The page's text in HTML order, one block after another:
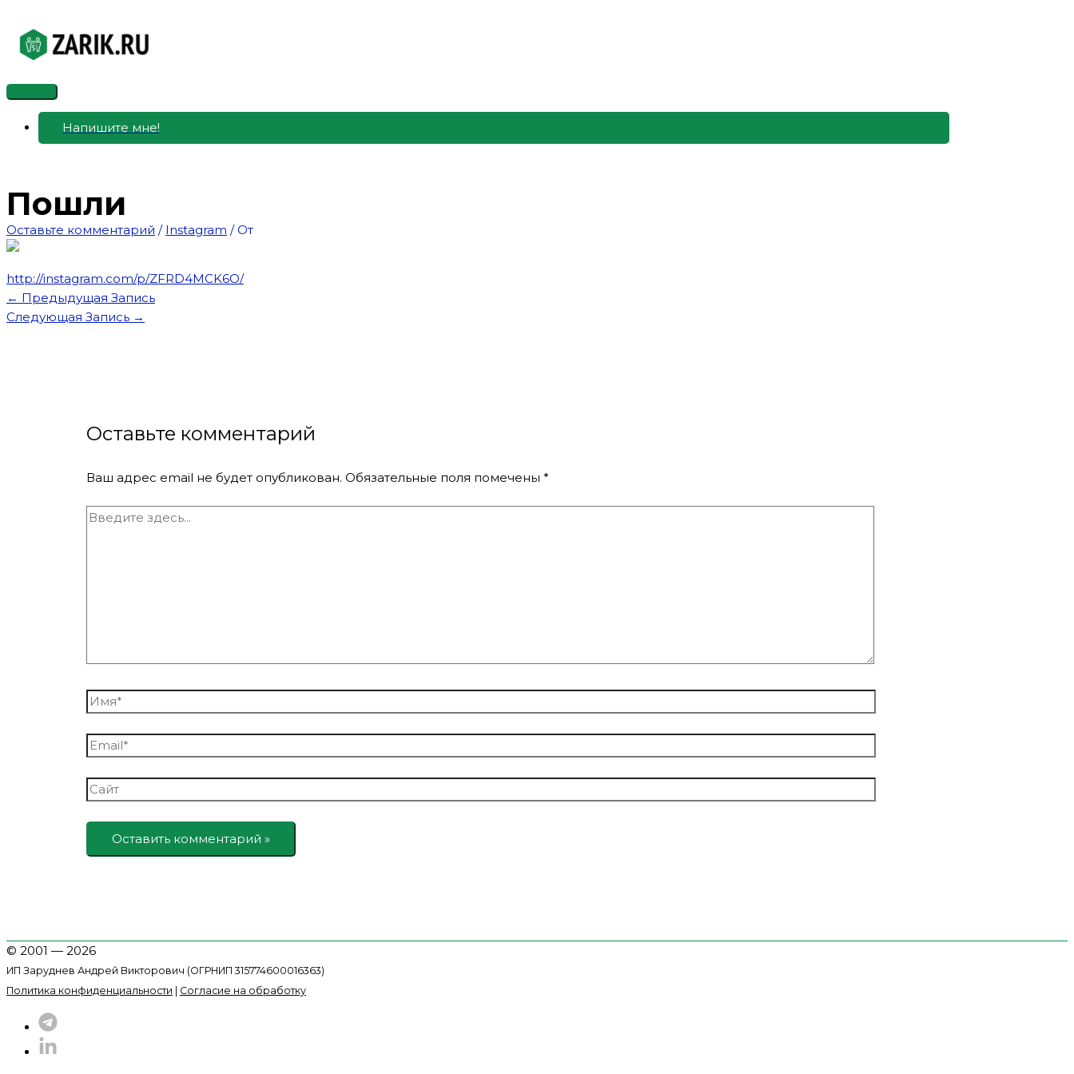
содержимому
Главное
меню
Напишите мне!
Пошли
Оставьте комментарий / Instagram / От
http://instagram.com/p/ZFRD4MCK6O/
← Предыдущая Запись
Следующая Запись →
Оставьте комментарий
Ваш адрес email не будет опубликован. Обязательные поля помечены*
Введите
Имя*
Email*
Сайт
© 2001 — 2026
ИП Заруднев Андрей Викторович (ОГРНИП 315774600016363)
Политика конфиденциальности
Согласие на обработку